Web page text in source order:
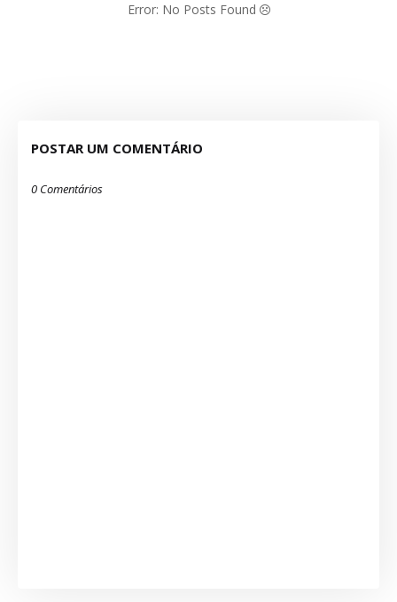
Error: No Posts Found
POSTAR UM COMENTÁRIO
0 Comentários